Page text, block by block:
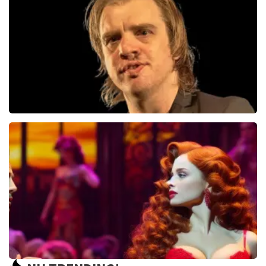
23reviews
BEKIJKEN
Jan Jaap Van Der Wal
49
BEKIJKEN